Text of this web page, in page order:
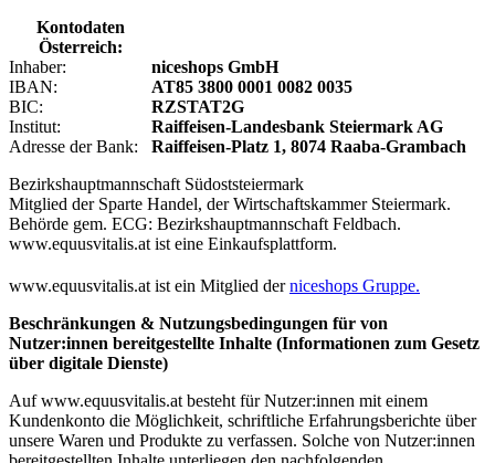
Kontodaten
Österreich:
Inhaber:
niceshops GmbH
IBAN:
AT85 3800 0001 0082 0035
BIC:
RZSTAT2G
Institut:
Raiffeisen-Landesbank Steiermark AG
Adresse der Bank:
Raiffeisen-Platz 1, 8074 Raaba-Grambach
Bezirkshauptmannschaft Südoststeiermark
Mitglied der Sparte Handel, der Wirtschaftskammer Steiermark.
Behörde gem. ECG: Bezirkshauptmannschaft Feldbach.
www.equusvitalis.at ist eine Einkaufsplattform.
www.equusvitalis.at ist ein Mitglied derniceshops Gruppe.
Beschränkungen & Nutzungsbedingungen für von
Nutzer:innen bereitgestellte Inhalte (Informationen zum Gesetz
über digitale Dienste)
Auf www.equusvitalis.at besteht für Nutzer:innen mit einem
Kundenkonto die Möglichkeit, schriftliche Erfahrungsberichte über
unsere Waren und Produkte zu verfassen. Solche von Nutzer:innen